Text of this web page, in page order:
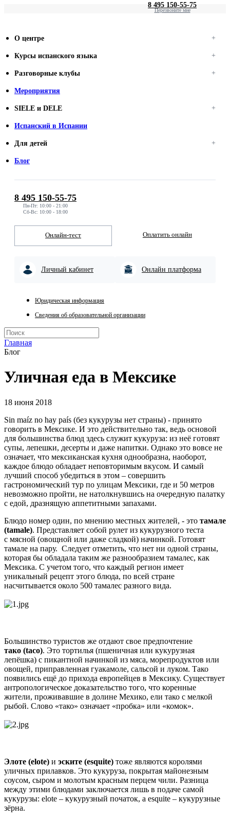
8 495 150-55-75
Перезвоните мне
О центре
Курсы испанского языка
Разговорные клубы
Мероприятия
SIELE и DELE
Испанский в Испании
Для детей
Блог
8 495 150-55-75
Пн-Пт: 10:00 - 21:00
Сб-Вс: 10:00 - 18:00
Онлайн-тест Оплатить онлайн
Личный кабинет Онлайн платформа
Юридическая информация
Сведения об образовательной организации
Главная
Блог
Уличная еда в Мексике
18 июня 2018
Sin maíz no hay país (без кукурузы нет страны) - принято
говорить в Мексике. И это действительно так, ведь основой
для большинства блюд здесь служит кукуруза: из неё готовят
супы, лепешки, десерты и даже напитки. Однако это вовсе не
означает, что мексиканская кухня однообразна, наоборот,
каждое блюдо обладает неповторимым вкусом. И самый
лучший способ убедиться в этом – совершить
гастрономический тур по улицам Мексики, где и 50 метров
невозможно пройти, не натолкнувшись на очередную палатку
с едой, дразнящую аппетитными запахами.
Блюдо номер один, по мнению местных жителей, - это тамале
(tamale). Представляет собой рулет из кукурузного теста
с мясной (овощной или даже сладкой) начинкой. Готовят
тамале на пару. Следует отметить, что нет ни одной страны,
которая бы обладала таким же разнообразием тамалес, как
Мексика. С учетом того, что каждый регион имеет
уникальный рецепт этого блюда, по всей стране
насчитывается около 500 тамалес разного вида.
Большинство туристов же отдают свое предпочтение
тако (taco). Это тортилья (пшеничная или кукурузная
лепёшка) с пикантной начинкой из мяса, морепродуктов или
овощей, приправленная гуакамоле, сальсой и луком. Тако
появились ещё до прихода европейцев в Мексику. Существует
антропологическое доказательство того, что коренные
жители, проживавшие в долине Мехико, ели тако с мелкой
рыбой. Слово «тако» означает «пробка» или «комок».
Элоте (elote) и эските (esquite) тоже являются королями
уличных прилавков. Это кукуруза, покрытая майонезным
соусом, сыром и молотым красным перцем чили. Разница
между этими блюдами заключается лишь в подаче самой
кукурузы: elote – кукурузный початок, а esquite – кукурузные
зёрна.